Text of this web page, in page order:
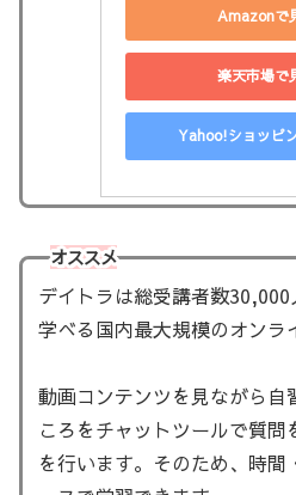
Amazonで
楽天市場で
Yahoo!ショッピ
オススメ
デイトラは総受講者数
学べる国内最大規模のオンラ
動画コンテンツを見ながら自
ころをチャットツールで質
を行います。そのため、時